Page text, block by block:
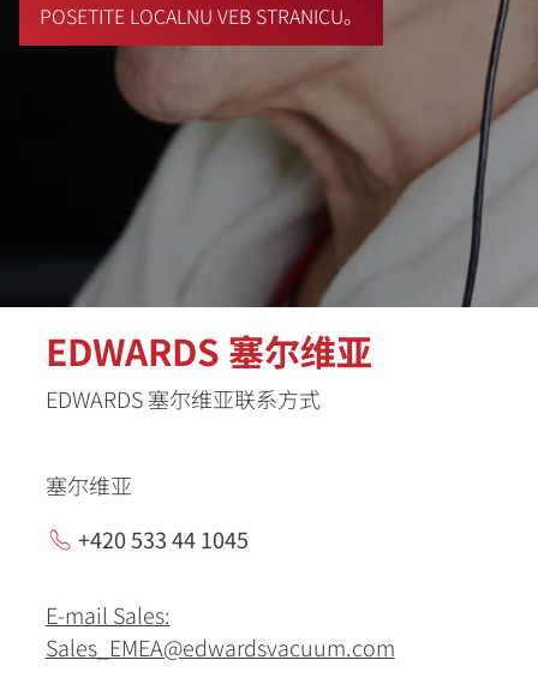
POSETITE LOCALNU VEB STRANICU。
EDWARDS 塞尔维亚
EDWARDS 塞尔维亚联系方式
塞尔维亚
+420 533 44 1045
E-mail Sales:
Sales_EMEA@edwardsvacuum.com